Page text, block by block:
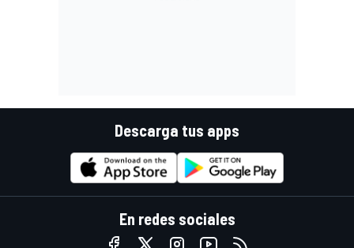
Descarga tus apps
En redes sociales